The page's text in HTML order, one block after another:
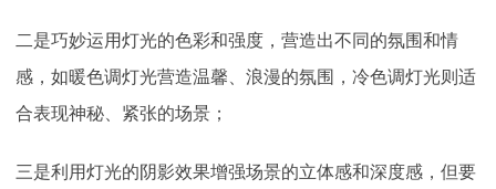
二是巧妙运用灯光的色彩和强度，营造出不同的氛围和情
感，如暖色调灯光营造温馨、浪漫的氛围，冷色调灯光则适
合表现神秘、紧张的场景；
三是利用灯光的阴影效果增强场景的立体感和深度感，但要